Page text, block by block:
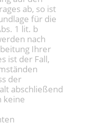
ab, so ist
für die
1 lit. b
nach
Ihrer
ist der Fall,
der
abschließend
keine